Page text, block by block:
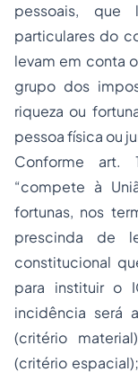
pessoais, que
particulares do
levam em conta
grupo dos
riqueza ou
pessoa física ou
Conforme art.
“compete à
fortunas, nos
prescinda de
constitucional
para instituir o
incidência será
(critério
(critério